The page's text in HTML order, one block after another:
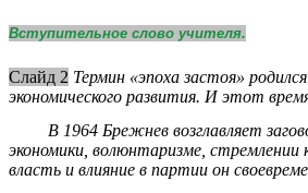
Вступительное слово учителя.
Слайд 2 Термин «эпоха застоя»
экономического развития. И этот
В 1964 Брежнев возглавляет
экономики, волюнтаризме,
власть и влияние в партии он